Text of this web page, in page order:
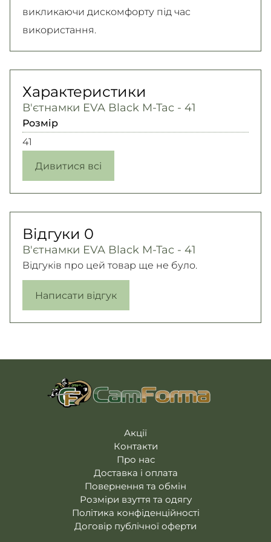
викликаючи дискомфорту під час
використання.
Характеристики
В'єтнамки EVA Black M-Tac - 41
Розмір
41
Дивитися всі
Відгуки 0
В'єтнамки EVA Black M-Tac - 41
Відгуків про цей товар ще не було.
Написати відгук
Акції
Контакти
Про нас
Доставка і оплата
Повернення та обмін
Розміри взуття та одягу
Політика конфіденційності
Договір публічної оферти